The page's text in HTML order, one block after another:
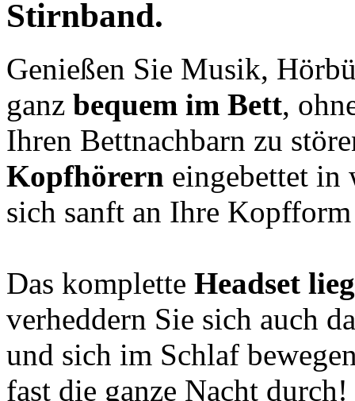
Stirnband.
Genießen Sie Musik,
ganz bequem im Bett,
Ihren Bettnachbarn zu
Kopfhörern eingebettet in
sich sanft an Ihre
Das komplette Headset
verheddern Sie sich auch
und sich im Schlaf
fast die ganze Nacht